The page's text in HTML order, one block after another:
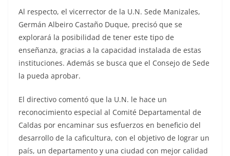
Al respecto, el vicerrector de la U.N. Sede Manizales,
Germán Albeiro Castaño Duque, precisó que se
explorará la posibilidad de tener este tipo de
enseñanza, gracias a la capacidad instalada de estas
instituciones. Además se busca que el Consejo de Sede
la pueda aprobar.
El directivo comentó que la U.N. le hace un
reconocimiento especial al Comité Departamental de
Caldas por encaminar sus esfuerzos en beneficio del
desarrollo de la caficultura, con el objetivo de lograr un
país, un departamento y una ciudad con mejor calidad